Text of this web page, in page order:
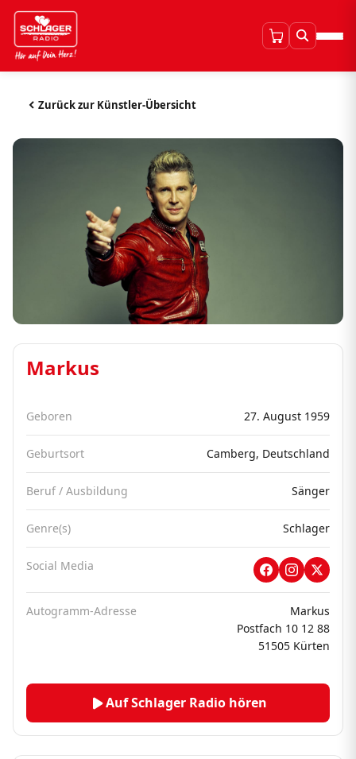
Zurück zur Künstler-Übersicht
Markus
Geboren 27. August 1959
Geburtsort Camberg, Deutschland
Beruf / Ausbildung Sänger
Genre(s) Schlager
Social Media
Autogramm-Adresse
Markus
Postfach 10 12 88
51505 Kürten
Auf Schlager Radio hören